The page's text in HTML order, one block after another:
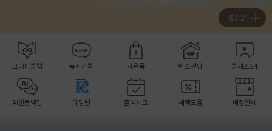
5 / 21
크레마클럽 독서기록 사은품 예스펀딩 클래스24
AI일문백답 리딩런 출석체크 혜택모음 매장안내